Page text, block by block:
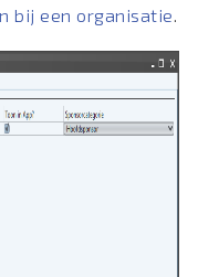
bij een organisatie.